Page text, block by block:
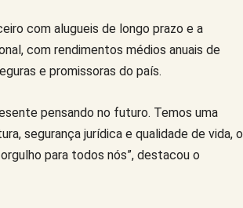
com alugueis de longo prazo e a
com rendimentos médios anuais de
e promissoras do país.
pensando no futuro. Temos uma
segurança jurídica e qualidade de vida, o
para todos nós”, destacou o